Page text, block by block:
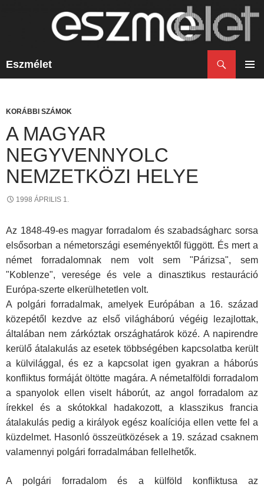
Eszmélet
KORÁBBI SZÁMOK
A MAGYAR
NEGYVENNYOLC
NEMZETKÖZI HELYE
1998 ÁPRILIS 1.
Az 1848-49-es magyar forradalom és szabadságharc sorsa
elsősorban a németországi eseményektől függött. És mert a
német forradalomnak nem volt sem "Párizsa", sem
"Koblenze", veresége és vele a dinasztikus restauráció
Európa-szerte elkerülhetetlen volt.
A polgári forradalmak, amelyek Európában a 16. század
közepétől kezdve az első világháború végéig lezajlottak,
általában nem zárkóztak országhatárok közé. A napirendre
kerülő átalakulás az esetek többségében kapcsolatba került
a külvilággal, és ez a kapcsolat igen gyakran a háborús
konfliktus formáját öltötte magára. A németalföldi forradalom
a spanyolok ellen viselt háborút, az angol forradalom az
írekkel és a skótokkal hadakozott, a klasszikus francia
átalakulás pedig a királyok egész koalíciója ellen vette fel a
küzdelmet. Hasonló összeütközések a 19. század csaknem
valamennyi polgári forradalmában fellelhetők.
A polgári forradalom és a külföld konfliktusa az